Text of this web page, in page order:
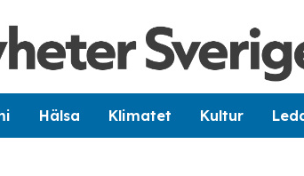
Hälsa Klimatet Kultur